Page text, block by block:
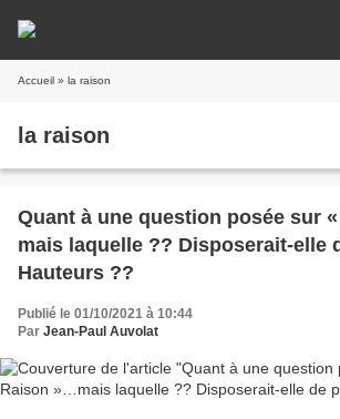
Accueil » la raison
la raison
Quant à une question posée sur
mais laquelle ?? Disposerait-elle
Hauteurs ??
Publié le 01/10/2021 à 10:44
Par Jean-Paul Auvolat